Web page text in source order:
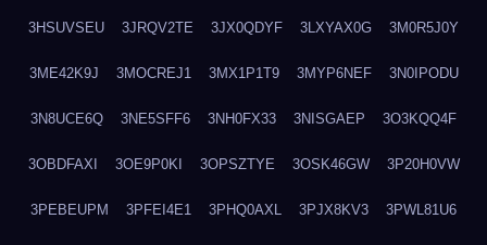
3HSUVSEU 3JRQV2TE 3JX0QDYF 3LXYAX0G 3M0R5J0Y
3ME42K9J 3MOCREJ1 3MX1P1T9 3MYP6NEF 3N0IPODU
3N8UCE6Q 3NE5SFF6 3NH0FX33 3NISGAEP 3O3KQQ4F
3OBDFAXI 3OE9P0KI 3OPSZTYE 3OSK46GW 3P20H0VW
3PEBEUPM 3PFEI4E1 3PHQ0AXL 3PJX8KV3 3PWL81U6